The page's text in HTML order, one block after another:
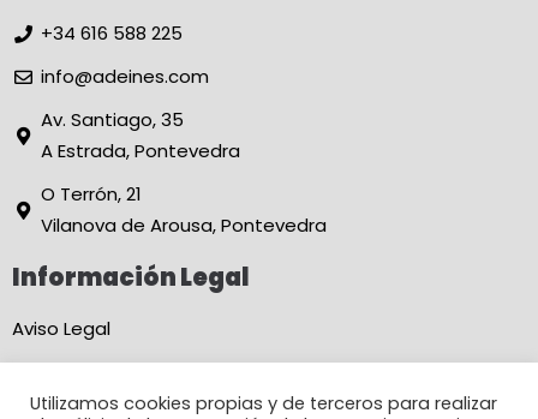
+34 616 588 225
info@adeines.com
Av. Santiago, 35
A Estrada, Pontevedra
O Terrón, 21
Vilanova de Arousa, Pontevedra
Información Legal
Aviso Legal
Utilizamos cookies propias y de terceros para realizar